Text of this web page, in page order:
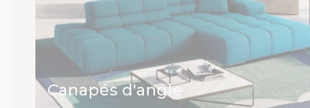
Canapés d'angle